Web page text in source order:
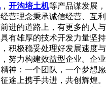
， 开沟培土机等产品谋发展，
营理念秉承诚信经营、互利
进的道路上，有更多的人与
有雄厚的技术开发力量坚持
积极稳妥处理好发展速度与
努力构建效益型企业。企业
神：一个团队，一个梦想愿
途上携手共进，共创辉煌。